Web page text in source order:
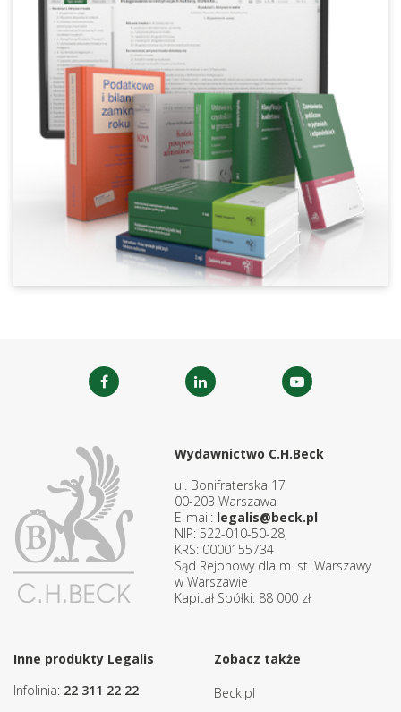
Wydawnictwo C.H.Beck
ul. Bonifraterska 17
00-203 Warszawa
E-mail: legalis@beck.pl
NIP: 522-010-50-28,
KRS: 0000155734
Sąd Rejonowy dla m. st. Warszawy
w Warszawie
Kapitał Spółki: 88 000 zł
Inne produkty Legalis
Infolinia: 22 311 22 22
Zobacz także
Beck.pl